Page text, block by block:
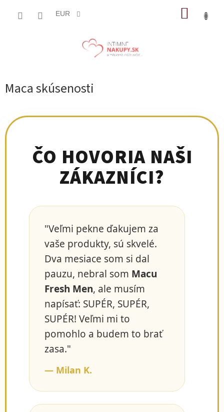
EUR
Maca skúsenosti
ČO HOVORIA NAŠI
ZÁKAZNÍCI?
"Veľmi pekne ďakujem za
vaše produkty, sú skvelé.
Dva mesiace som si dal
pauzu, nebral som Macu
Fresh Men, ale musím
napísať: SUPÉR, SUPÉR,
SUPÉR! Veľmi mi to
pomohlo a budem to brať
zasa."
— Milan K.